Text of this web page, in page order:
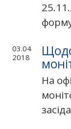
03.04
2018
На